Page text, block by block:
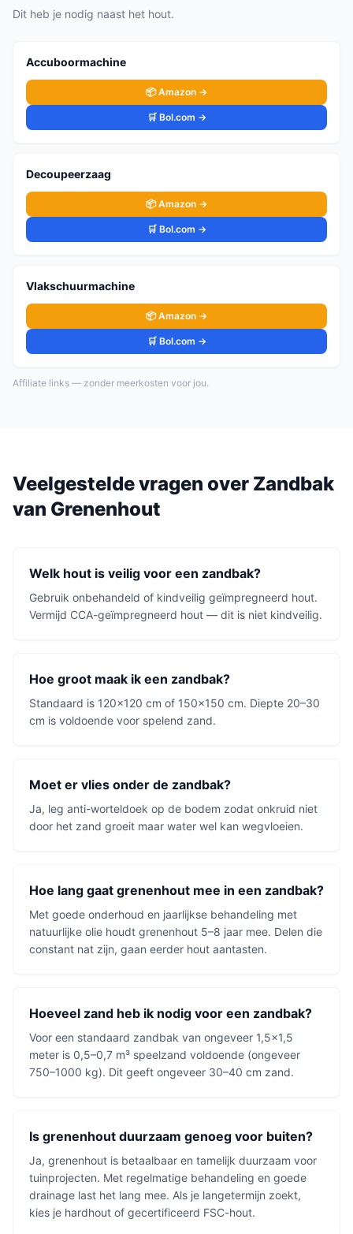
Dit heb je nodig naast het hout.
Accuboormachine
📦 Amazon →
🛒 Bol.com →
Decoupeerzaag
📦 Amazon →
🛒 Bol.com →
Vlakschuurmachine
📦 Amazon →
🛒 Bol.com →
Affiliate links — zonder meerkosten voor jou.
Veelgestelde vragen over Zandbak
van Grenenhout
Welk hout is veilig voor een zandbak?
Gebruik onbehandeld of kindveilig geïmpregneerd hout.
Vermijd CCA-geïmpregneerd hout — dit is niet kindveilig.
Hoe groot maak ik een zandbak?
Standaard is 120x120 cm of 150x150 cm. Diepte 20–30
cm is voldoende voor spelend zand.
Moet er vlies onder de zandbak?
Ja, leg anti-worteldoek op de bodem zodat onkruid niet
door het zand groeit maar water wel kan wegvloeien.
Hoe lang gaat grenenhout mee in een zandbak?
Met goede onderhoud en jaarlijkse behandeling met
natuurlijke olie houdt grenenhout 5–8 jaar mee. Delen die
constant nat zijn, gaan eerder hout aantasten.
Hoeveel zand heb ik nodig voor een zandbak?
Voor een standaard zandbak van ongeveer 1,5x1,5
meter is 0,5–0,7 m³ speelzand voldoende (ongeveer
750–1000 kg). Dit geeft ongeveer 30–40 cm zand.
Is grenenhout duurzaam genoeg voor buiten?
Ja, grenenhout is betaalbaar en tamelijk duurzaam voor
tuinprojecten. Met regelmatige behandeling en goede
drainage last het lang mee. Als je langetermijn zoekt,
kies je hardhout of gecertificeerd FSC-hout.